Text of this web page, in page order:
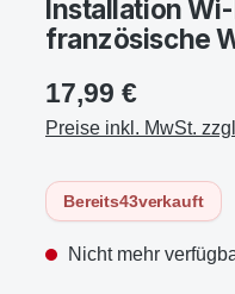
Installation
französische
17,99 €
Preise inkl. MwSt.
Bereits43verkauft
Nicht mehr